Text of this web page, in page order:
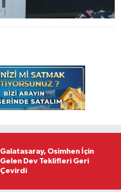
Galatasaray, Osimhen İçin
Gelen Dev Teklifleri Geri
Çevirdi